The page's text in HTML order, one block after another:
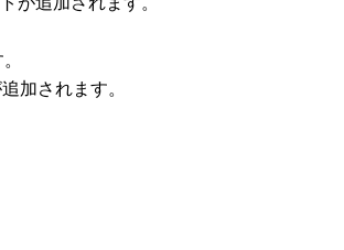
加されます。